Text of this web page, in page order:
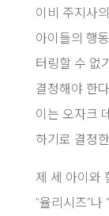
이비 주지사
아이들의 행
터링할 수 없
결정해야 한
이는 오자크
하기로 결정
제 세 아이와
“율리시즈”